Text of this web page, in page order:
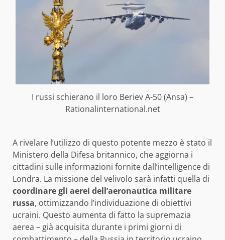
I russi schierano il loro Beriev A-50 (Ansa) –
Rationalinternational.net
A rivelare l’utilizzo di questo potente mezzo è stato il
Ministero della Difesa britannico, che aggiorna i
cittadini sulle informazioni fornite dall’intelligence di
Londra. La missione del velivolo sarà infatti quella di
coordinare gli aerei dell’aeronautica militare
russa, ottimizzando l’individuazione di obiettivi
ucraini. Questo aumenta di fatto la supremazia
aerea – già acquisita durante i primi giorni di